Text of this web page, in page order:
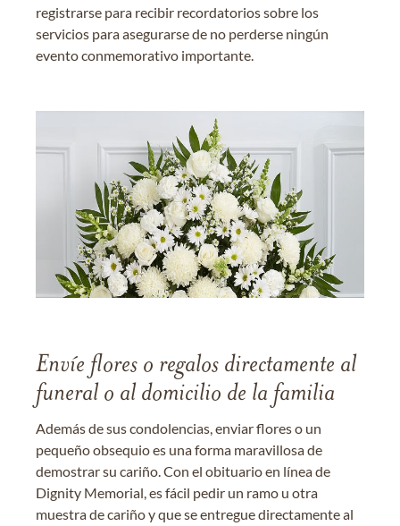
registrarse para recibir recordatorios sobre los
servicios para asegurarse de no perderse ningún
evento conmemorativo importante.
Envíe flores o regalos directamente al
funeral o al domicilio de la familia
Además de sus condolencias, enviar flores o un
pequeño obsequio es una forma maravillosa de
demostrar su cariño. Con el obituario en línea de
Dignity Memorial, es fácil pedir un ramo u otra
muestra de cariño y que se entregue directamente al